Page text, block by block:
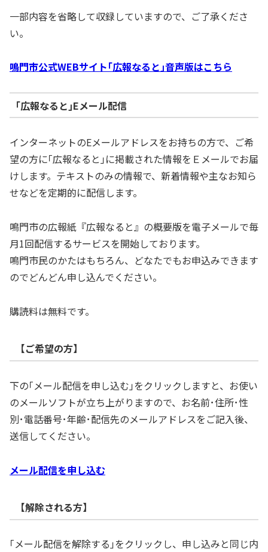
一部内容を省略して収録していますので、ご了承くださ
い。
鳴門市公式WEBサイト｢広報なると｣音声版はこちら
｢広報なると｣Eメール配信
インターネットのEメールアドレスをお持ちの方で、ご希
望の方に｢広報なると｣に掲載された情報をＥメールでお届
けします。テキストのみの情報で、新着情報や主なお知ら
せなどを定期的に配信します。
鳴門市の広報紙『広報なると』の概要版を電子メールで毎
月1回配信するサービスを開始しております。
鳴門市民のかたはもちろん、どなたでもお申込みできます
のでどんどん申し込んでください。
購読料は無料です。
【ご希望の方】
下の｢メール配信を申し込む｣をクリックしますと、お使い
のメールソフトが立ち上がりますので、お名前･住所･性
別･電話番号･年齢･配信先のメールアドレスをご記入後、
送信してください。
メール配信を申し込む
【解除される方】
｢メール配信を解除する｣をクリックし、申し込みと同じ内